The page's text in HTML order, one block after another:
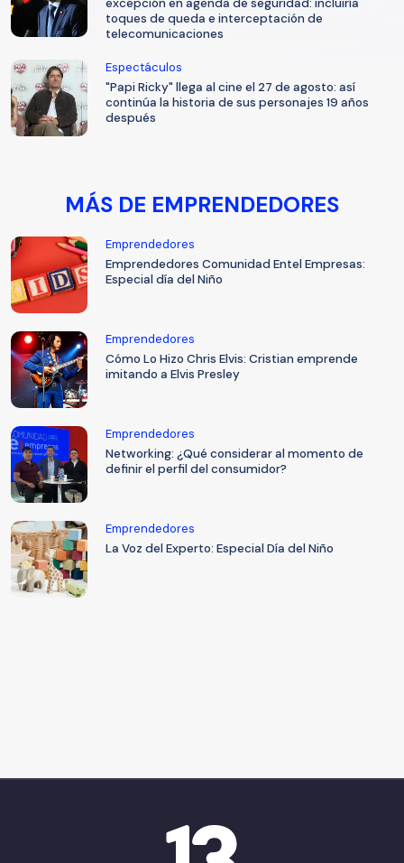
excepción en agenda de seguridad: incluiría
toques de queda e interceptación de
telecomunicaciones
Espectáculos
"Papi Ricky" llega al cine el 27 de agosto: así
continúa la historia de sus personajes 19 años
después
MÁS DE EMPRENDEDORES
Emprendedores
Emprendedores Comunidad Entel Empresas:
Especial día del Niño
Emprendedores
Cómo Lo Hizo Chris Elvis: Cristian emprende
imitando a Elvis Presley
Emprendedores
Networking: ¿Qué considerar al momento de
definir el perfil del consumidor?
Emprendedores
La Voz del Experto: Especial Día del Niño